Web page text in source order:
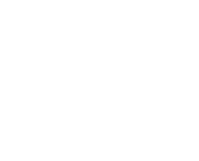
de nos liseuses
dizaines d’années. Les
accessibles et utilisables
d’écran couleur arrivent et